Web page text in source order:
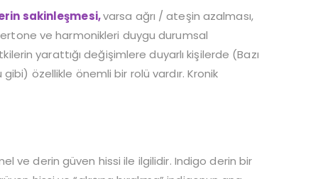
sakinleşmesi,varsa ağrı / ateşin azalması,
ve harmonikleri duygu durumsal
yarattığı değişimlere duyarlı kişilerde (Bazı
özellikle önemli bir rolü vardır. Kronik
ve derin güven hissi ile ilgilidir. Indigo derin bir